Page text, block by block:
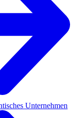
Unternehmen